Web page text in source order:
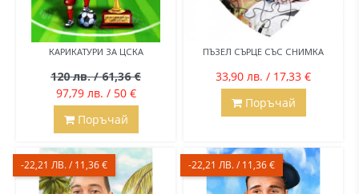
КАРИКАТУРИ ЗА ЦСКА
120 лв. / 61,36 €
97,79 лв. / 50 €
Поръчай
ПЪЗЕЛ СЪРЦЕ СЪС СНИМКА
33,90 лв. / 17,33 €
Поръчай
-22,21 ЛВ. / 11,36 € -22,21 ЛВ. / 11,36 €